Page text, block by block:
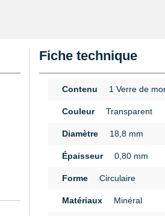
Fiche technique
Contenu 1 Verre de
Couleur Transparent
Diamètre 18,8 mm
Épaisseur 0,80 mm
Forme Circulaire
Matériaux Minéral